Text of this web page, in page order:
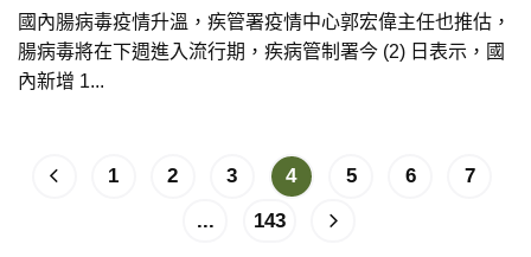
國內腸病毒疫情升溫，疾管署疫情中心郭宏偉主任也推估，
腸病毒將在下週進入流行期，疾病管制署今 (2) 日表示，國
內新增 1...
1 2 3 4 5 6
7
...
143